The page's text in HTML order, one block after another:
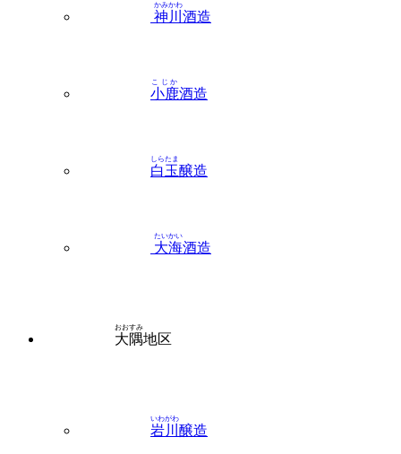
神川
かみかわ
酒造
小鹿
こじか
酒造
白玉
しらたま
醸造
大海
たいかい
酒造
大隅
おおすみ
地区
岩川
いわがわ
醸造